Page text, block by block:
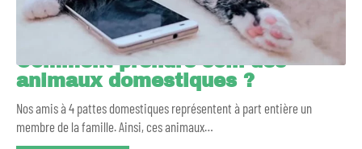
Comment prendre soin des
animaux domestiques ?
Nos amis à 4 pattes domestiques représentent à part entière un
membre de la famille. Ainsi, ces animaux…